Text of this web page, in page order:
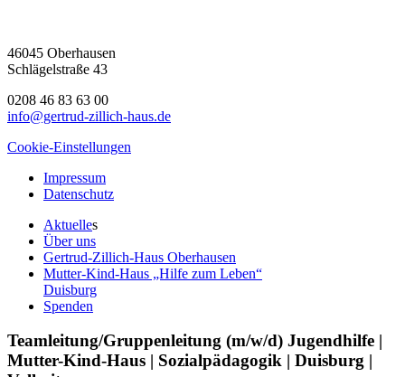
46045 Oberhausen
Schlägelstraße 43
0208 46 83 63 00
info@gertrud-zillich-haus.de
Cookie-Einstellungen
Impressum
Datenschutz
Aktuelles
Über uns
Gertrud-Zillich-Haus Oberhausen
Mutter-Kind-Haus „Hilfe zum Leben“
Duisburg
Spenden
Teamleitung/Gruppenleitung (m/w/d) Jugendhilfe |
Mutter-Kind-Haus | Sozialpädagogik | Duisburg |